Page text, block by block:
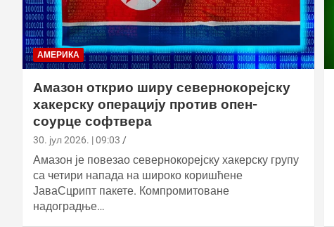
АМЕРИКА
Амазон открио ширу севернокорејску
хакерску операцију против опен-
соурце софтвера
30. јул 2026. | 09:03
Амазон је повезао севернокорејску хакерску групу
са четири напада на широко коришћене
ЈаваСцрипт пакете. Компромитоване
надоградње…